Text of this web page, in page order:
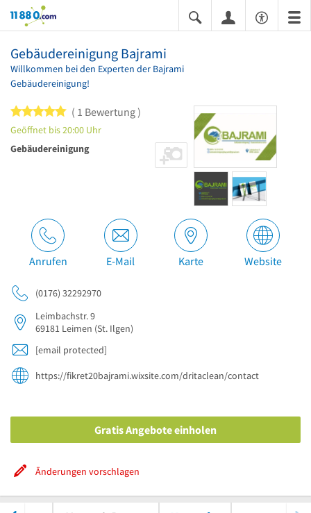
11880.com
Gebäudereinigung Bajrami
Willkommen bei den Experten der Bajrami
Gebäudereinigung!
5 von 5 Sternen
1 Bewertung
Geöffnet bis 20:00 Uhr
Gebäudereinigung
Anrufen E-Mail Karte Website
(0176) 32292970
Leimbachstr. 9
69181 Leimen (St. Ilgen)
[email protected]
https://fikret20bajrami.wixsite.com/dritaclean/contact
Gratis Angebote einholen
Änderungen vorschlagen